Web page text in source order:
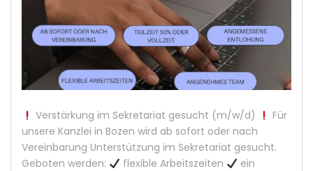
Verstärkung im Sekretariat gesucht (m/w/d)
Für
unsere Kanzlei in Bozen wird ab sofort oder nach
Vereinbarung Unterstützung im Sekretariat gesucht.
Geboten werden:
flexible Arbeitszeiten
ein